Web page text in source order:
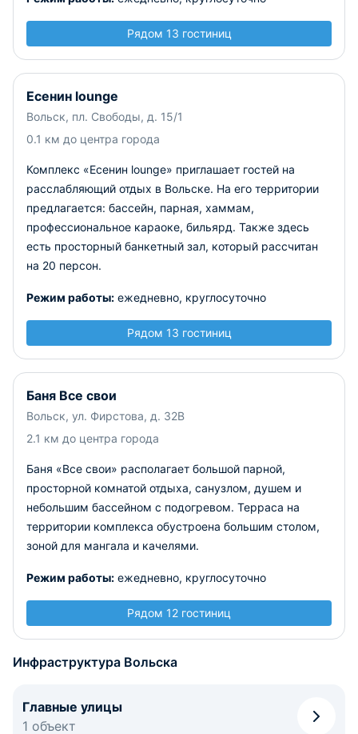
Рядом 13 гостиниц
Есенин lounge
Вольск, пл. Свободы, д. 15/1
0.1 км до центра города
Комплекс «Есенин lounge» приглашает гостей на
расслабляющий отдых в Вольске. На его территории
предлагается: бассейн, парная, хаммам,
профессиональное караоке, бильярд. Также здесь
есть просторный банкетный зал, который рассчитан
на 20 персон.
Режим работы: ежедневно, круглосуточно
Рядом 13 гостиниц
Баня Все свои
Вольск, ул. Фирстова, д. 32В
2.1 км до центра города
Баня «Все свои» располагает большой парной,
просторной комнатой отдыха, санузлом, душем и
небольшим бассейном с подогревом. Терраса на
территории комплекса обустроена большим столом,
зоной для мангала и качелями.
Режим работы: ежедневно, круглосуточно
Рядом 12 гостиниц
Инфраструктура Вольска
Главные улицы
1 объект